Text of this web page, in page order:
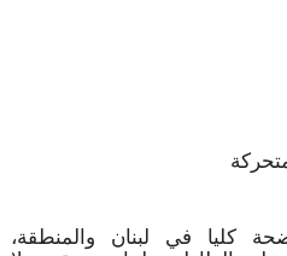
كليا في لبنان والمنطقة،